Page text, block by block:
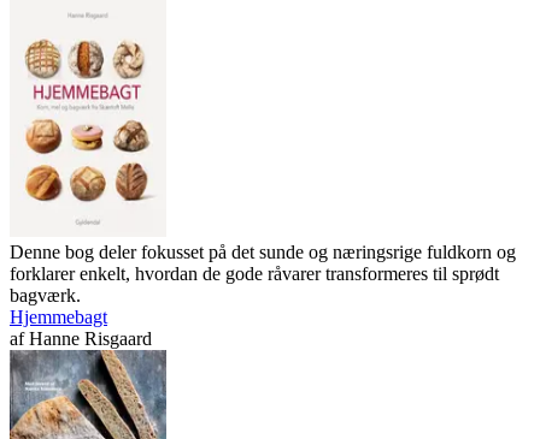
Denne bog deler fokusset på det sunde og næringsrige fuldkorn og
forklarer enkelt, hvordan de gode råvarer transformeres til sprødt
bagværk.
Hjemmebagt
afHanne Risgaard